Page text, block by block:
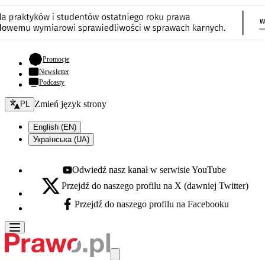
Promocje- otwiera się w nowej karcie
Newsletter
Podcasty
Zmień język - bieżący:
PL Zmień język strony
English (EN)
Українська (UA)
Youtube - otwiera się w nowej karcie
Odwiedź nasz kanał w serwisie YouTube
X - otwiera się w nowej karcie
Przejdź do naszego profilu na X (dawniej Twitter)
Facebook - otwiera się w nowej karcie
Przejdź do naszego profilu na Facebooku